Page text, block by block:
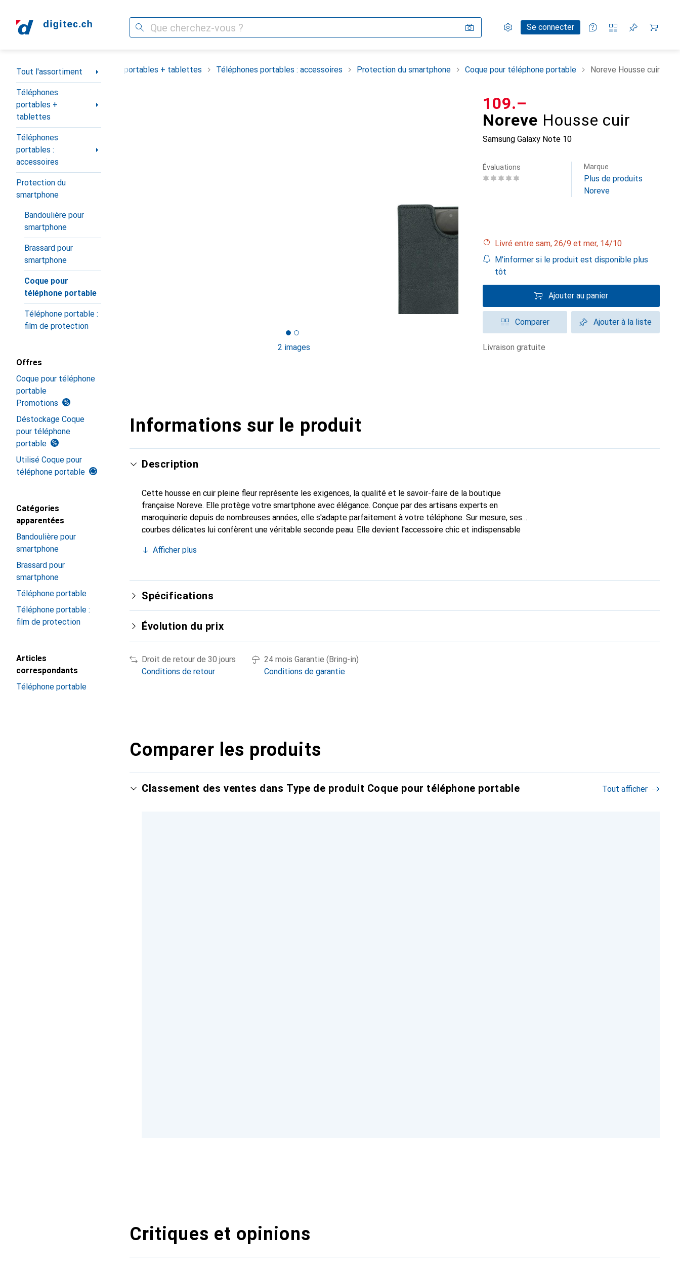
Recherche Paramètres
Compte clientSe connecter
Listes de comparaison
Listes d'envies
Panier
Navigation par catégorie
Tout l'assortiment
Téléphones
portables +
tablettes
Téléphones
portables :
accessoires
Protection du
smartphone
Bandoulière pour
smartphone
Brassard pour
smartphone
Coque pour
téléphone portable
Téléphone portable :
film de protection
Offres
Coque pour téléphone
portable
Promotions
Déstockage Coque
pour téléphone
portable
Utilisé Coque pour
téléphone portable
Catégories
apparentées
Bandoulière pour
smartphone
Brassard pour
smartphone
Téléphone portable
Téléphone portable :
film de protection
Articles
correspondants
Téléphone portable
Tout l'assortiment Téléphones portables + tablettes Téléphones portables : accessoires Protection du smartphone Coque pour téléphone portable Noreve Housse cuir
2 images
Noreve Housse cuir
Samsung Galaxy Note 10
CHF
109.–
Évaluations Marque
Plus de produits
Noreve
Livré entre sam, 26/9 et mer, 14/10
M'informer si le produit est disponible plus
tôt
Ajouter au panier
Comparer Ajouter à la liste
livraison gratuite
Informations sur le produit
Description
Cette housse en cuir pleine fleur représente les exigences, la qualité et le savoir-faire de la boutique
française Noreve. Elle protège votre smartphone avec élégance. Conçue par des artisans experts en
maroquinerie depuis de nombreuses années, elle s'adapte parfaitement à votre téléphone. Sur mesure, ses
courbes délicates lui confèrent une véritable seconde peau. Elle devient l'accessoire chic et indispensable
un choix sûr pour une clientèle exigeante.
Afficher plus
Spécifications
Évolution du prix
Droit de retour de 30 jours
Conditions de retour
24 mois Garantie (Bring-in)
Conditions de garantie
Comparer les produits
Classement des ventes dans Type de produit Coque pour téléphone portable Tout afficher
Critiques et opinions